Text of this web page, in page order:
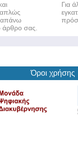
σας.
Για
Όροι χρήσης